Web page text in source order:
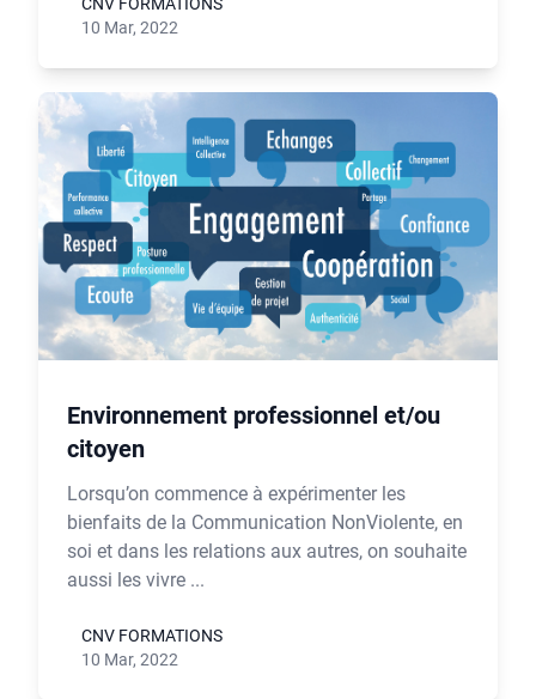
10 Mar, 2022
Environnement professionnel et/ou
citoyen
Lorsqu’on commence à expérimenter les
bienfaits de la Communication NonViolente, en
soi et dans les relations aux autres, on souhaite
aussi les vivre ...
CNV FORMATIONS
10 Mar, 2022